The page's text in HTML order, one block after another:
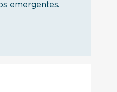
emergentes.